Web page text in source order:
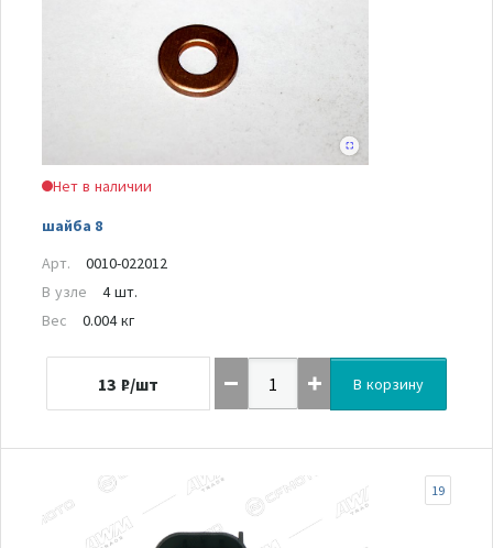
Нет в наличии
шайба 8
Арт.
0010-022012
В узле
4 шт.
Вес
0.004 кг
13 ₽/шт В корзину
19